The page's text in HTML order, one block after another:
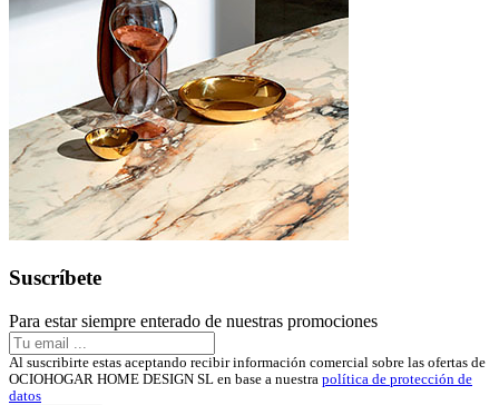
Suscríbete
Para estar siempre enterado de nuestras promociones
Al suscribirte estas aceptando recibir información comercial sobre las ofertas de
OCIOHOGAR HOME DESIGN SL en base a nuestra política de protección de
datos